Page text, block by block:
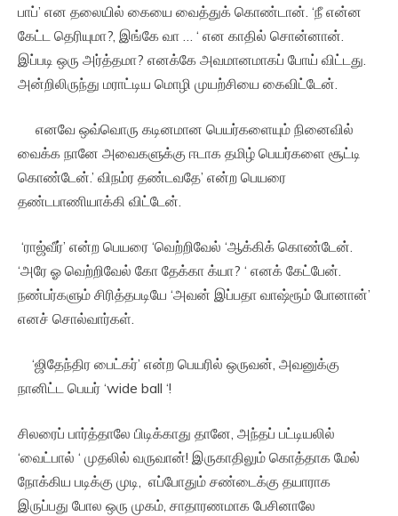
பாப்’ என தலையில் கையை வைத்துக் கொண்டான். ‘நீ என்ன
கேட்ட தெரியுமா?, இங்கே வா … ‘ என காதில் சொன்னான்.
இப்படி ஒரு அர்த்தமா? எனக்கே அவமானமாகப் போய் விட்டது.
அன்றிலிருந்து மராட்டிய மொழி முயற்சியை கைவிட்டேன்.
எனவே ஒவ்வொரு கடினமான பெயர்களையும் நினைவில்
வைக்க நானே அவைகளுக்கு ஈடாக தமிழ் பெயர்களை சூட்டி
கொண்டேன்.’ விநம்ர தண்டவதே’ என்ற பெயரை
தண்டபாணியாக்கி விட்டேன்.
‘ராஜ்வீர்’ என்ற பெயரை ‘வெற்றிவேல் ‘ஆக்கிக் கொண்டேன்.
‘அரே ஓ வெற்றிவேல் கோ தேக்கா க்யா? ‘ எனக் கேட்பேன்.
நண்பர்களும் சிரித்தபடியே ‘அவன் இப்பதா வாஷ்ரூம் போனான்’
எனச் சொல்வார்கள்.
‘ஜிதேந்திர பைட்கர்’ என்ற பெயரில் ஒருவன், அவனுக்கு
நானிட்ட பெயர் ‘wide ball ‘!
சிலரைப் பார்த்தாலே பிடிக்காது தானே, அந்தப் பட்டியலில்
‘வைட்பால் ‘ முதலில் வருவான்! இருகாதிலும் கொத்தாக மேல்
நோக்கிய படிக்கு முடி, எப்போதும் சண்டைக்கு தயாராக
இருப்பது போல ஒரு முகம், சாதாரணமாக பேசினாலே